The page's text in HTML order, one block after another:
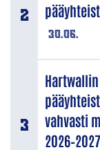
30.06.
vahvasti
2026–2027